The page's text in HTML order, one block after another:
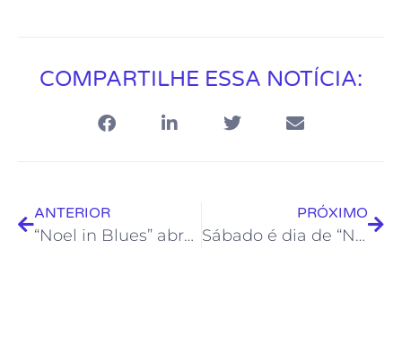
COMPARTILHE ESSA NOTÍCIA:
ANTERIOR
“Noel in Blues” abre a programação de julho do Projeto Soul da Casa no Teatro Popular
PRÓXIMO
Sábado é dia de “No Quintal” na Casa de Cultura Bento Costa Jr